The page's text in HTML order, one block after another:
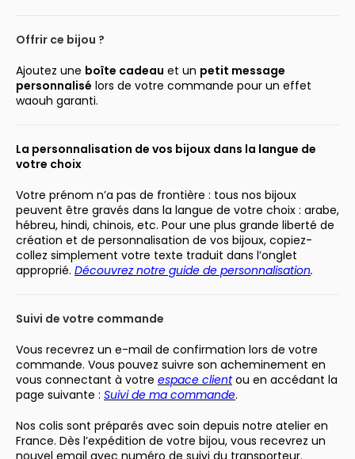
Offrir ce bijou ?
Ajoutez une boîte cadeau et un petit message
personnalisé lors de votre commande pour un effet
waouh garanti.
La personnalisation de vos bijoux dans la langue de
votre choix
Votre prénom n’a pas de frontière : tous nos bijoux
peuvent être gravés dans la langue de votre choix : arabe,
hébreu, hindi, chinois, etc. Pour une plus grande liberté de
création et de personnalisation de vos bijoux, copiez-
collez simplement votre texte traduit dans l’onglet
approprié. Découvrez notre guide de personnalisation.
Suivi de votre commande
Vous recevrez un e-mail de confirmation lors de votre
commande. Vous pouvez suivre son acheminement en
vous connectant à votre espace clientou en accédant la
page suivante : Suivi de ma commande.
Nos colis sont préparés avec soin depuis notre atelier en
France. Dès l’expédition de votre bijou, vous recevrez un
nouvel email avec numéro de suivi du transporteur.